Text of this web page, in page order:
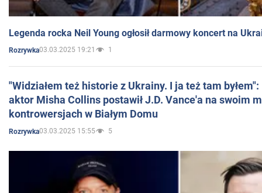
Legenda rocka Neil Young ogłosił darmowy koncert na
Rozrywka03.03.2025 19:21 1
"Widziałem też historie z Ukrainy. I ja też tam
aktor Misha Collins postawił J.D. Vance'a na swoim
kontrowersjach w Białym Domu
Rozrywka03.03.2025 15:55 5